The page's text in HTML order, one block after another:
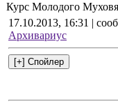
Курс Молодого
17.10.2013, 16:31 |
Архивариус